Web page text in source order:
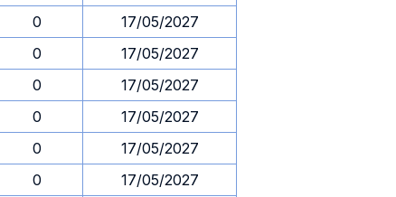
0
17/05/2027
0
17/05/2027
0
17/05/2027
0
17/05/2027
0
17/05/2027
0
17/05/2027